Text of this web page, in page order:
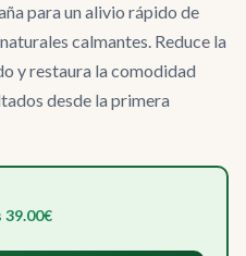
para un alivio rápido de
calmantes. Reduce la
y restaura la comodidad
desde la primera